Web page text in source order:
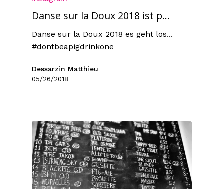
Danse sur la Doux 2018 ist p...
Danse sur la Doux 2018 es geht los...
#dontbeapigdrinkone
Dessarzin Matthieu
05/26/2018